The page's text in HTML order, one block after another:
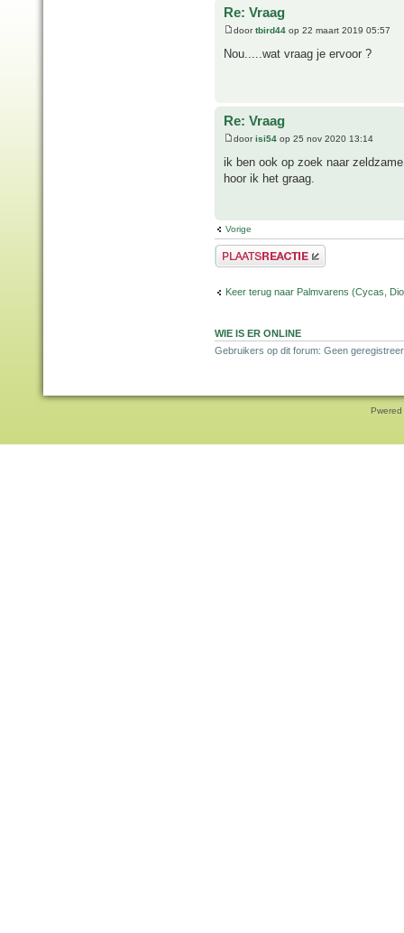
Re: Vraag
doortbird44 op 22 maart 2019 05:57
Nou.....wat vraag je ervoor ?
Re: Vraag
doorisi54 op 25 nov 2020 13:14
ik ben ook op zoek naar
hoor ik het graag.
Vorige
Plaats een reactie
Keer terug naar Palmvarens (Cycas,
WIE IS ER ONLINE
Gebruikers op dit forum: Geen